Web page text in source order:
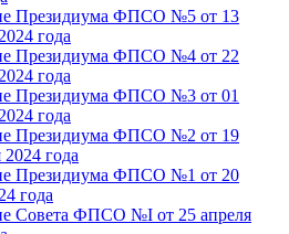
Президиума ФПСО №5 от 13
года
Президиума ФПСО №4 от 22
года
Президиума ФПСО №3 от 01
года
Президиума ФПСО №2 от 19
2024 года
Президиума ФПСО №1 от 20
года
Совета ФПСО №I от 25 апреля